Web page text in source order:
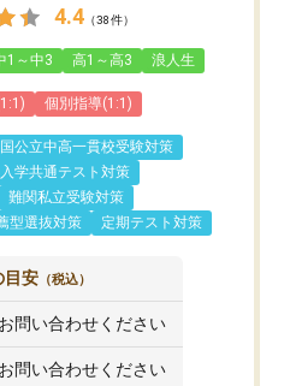
4.4 （38件）
1～中3 高1～高3 浪人生
個別指導(1:1)
国公立中高一貫校受験対策
学共通テスト対策
難関私立受験対策
型選抜対策
定期テスト対策
目安 （税込）
問い合わせください
問い合わせください